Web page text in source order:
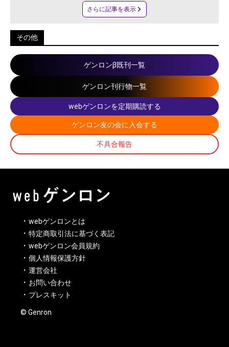
さらに記事を表示
その他
ゲンロンβ既刊一覧
ゲンロン刊行物一覧
webゲンロンを定期購読する
ゲンロン友の会に入会する
不具合報告
webゲンロンとは
特定商取引法に基づく表記
webゲンロン会員規約
個人情報保護方針
運営会社
お問い合わせ
プレスキット
© Genron